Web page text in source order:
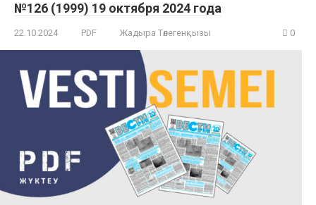
№126 (1999) 19 октября 2024 года
22.10.2024 PDF Жадыра Төлегенқызы 0